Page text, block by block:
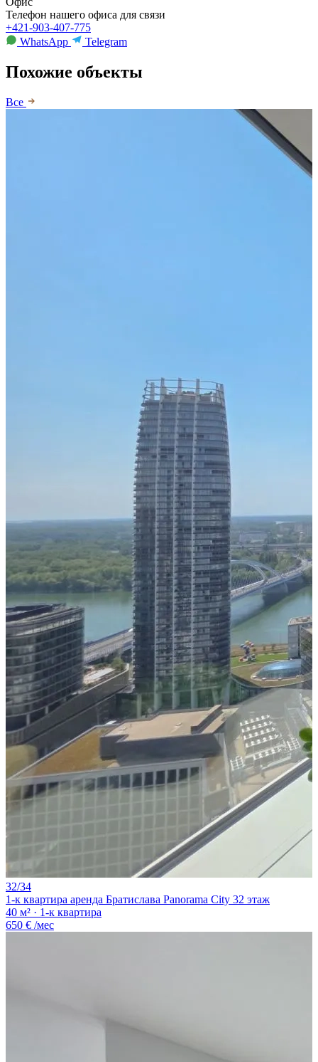
Телефон нашего офиса для связи
+421-903-407-775
WhatsApp
Telegram
Похожие объекты
Все
32/34
1-к квартира аренда Братислава Panorama City 32 этаж
40 м² · 1-к квартира
650 € /мес